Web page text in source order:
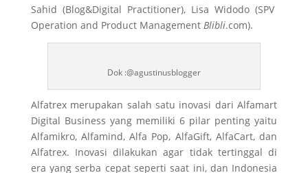
Sahid (Blog&Digital Practitioner), Lisa Widodo (SPV
Operation and Product Management Blibli.com).
Dok :@agustinusblogger
Alfatrex merupakan salah satu inovasi dari Alfamart
Digital Business yang memiliki 6 pilar penting yaitu
Alfamikro, Alfamind, Alfa Pop, AlfaGift, AlfaCart, dan
Alfatrex. Inovasi dilakukan agar tidak tertinggal di
era yang serba cepat seperti saat ini, dan Indonesia